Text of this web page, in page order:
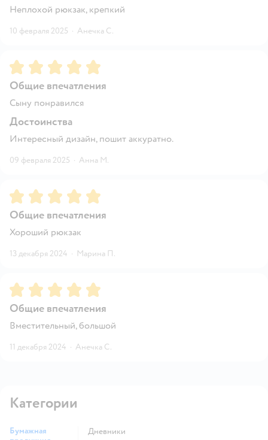
Неплохой рюкзак, крепкий
10 февраля 2025 · Анечка С.
Рейтинг:5
Общие впечатления
Сыну понравился
Достоинства
Интересный дизайн, пошит аккуратно.
09 февраля 2025 · Анна М.
Рейтинг:5
Общие впечатления
Хороший рюкзак
13 декабря 2024 · Марина П.
Рейтинг:5
Общие впечатления
Вместительный, большой
11 декабря 2024 · Анечка С.
Категории
Бумажная
Дневники